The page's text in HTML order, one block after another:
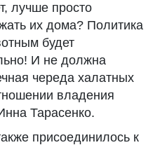
лучше просто
их дома? Политика
будет
И не должна
череда халатных
владения
Тарасенко.
присоединилось к